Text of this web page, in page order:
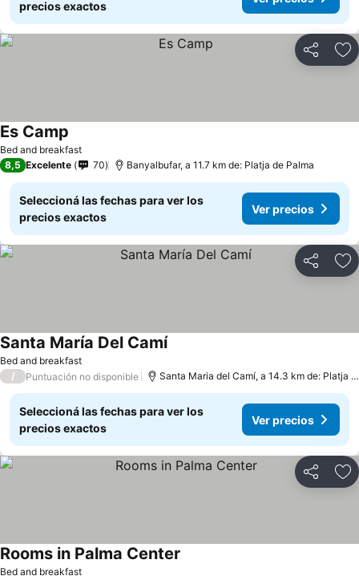
precios exactos
Compartir
Bed and breakfast
Es Camp
8,5 Excelente 70 Banyalbufar, a 11.7 km de: Platja de Palma
Seleccioná las fechas para ver los
precios exactos
Ver precios
Compartir
Bed and breakfast
Santa María Del Camí
/ Puntuación no disponible Santa Maria del Camí, a 14.3 km de: Platja de Palma
Seleccioná las fechas para ver los
precios exactos
Ver precios
Compartir
Bed and breakfast
Rooms in Palma Center